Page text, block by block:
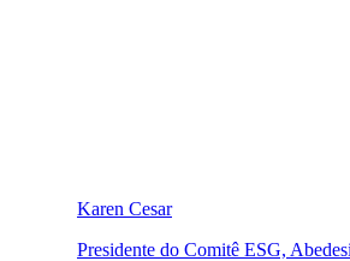
Karen Cesar
Presidente do Comitê ESG,